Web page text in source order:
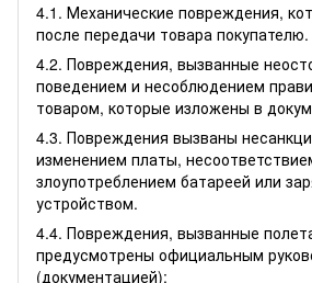
4.1. Механические повреждения,
после передачи товара покупателю.
4.2. Повреждения, вызванные
поведением и несоблюдением
товаром, которые изложены в
4.3. Повреждения вызваны
изменением платы,
злоупотреблением батареей или
устройством.
4.4. Повреждения, вызванные
предусмотрены официальным
(документацией);